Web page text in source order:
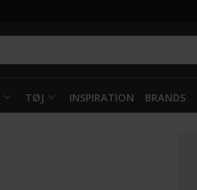
TØJ INSPIRATION BRANDS